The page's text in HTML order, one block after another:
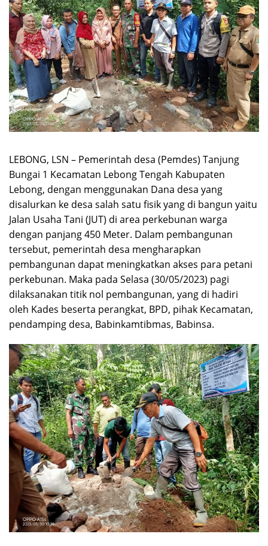
LEBONG, LSN – Pemerintah desa (Pemdes) Tanjung
Bungai 1 Kecamatan Lebong Tengah Kabupaten
Lebong, dengan menggunakan Dana desa yang
disalurkan ke desa salah satu fisik yang di bangun yaitu
Jalan Usaha Tani (JUT) di area perkebunan warga
dengan panjang 450 Meter. Dalam pembangunan
tersebut, pemerintah desa mengharapkan
pembangunan dapat meningkatkan akses para petani
perkebunan. Maka pada Selasa (30/05/2023) pagi
dilaksanakan titik nol pembangunan, yang di hadiri
oleh Kades beserta perangkat, BPD, pihak Kecamatan,
pendamping desa, Babinkamtibmas, Babinsa.